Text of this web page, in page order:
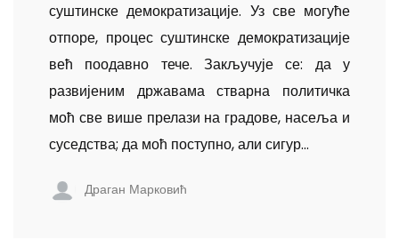
суштинске демократизације. Уз све могуће
отпоре, процес суштинске демократизације
већ поодавно тече. Закључује се: да у
развијеним државама стварна политичка
моћ све више прелази на градове, насеља и
суседства; да моћ поступно, али сигур...
Драган Марковић